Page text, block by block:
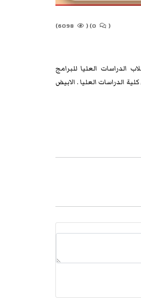
(
(
العليا للبرامج
الدراسات العليا . الابيض